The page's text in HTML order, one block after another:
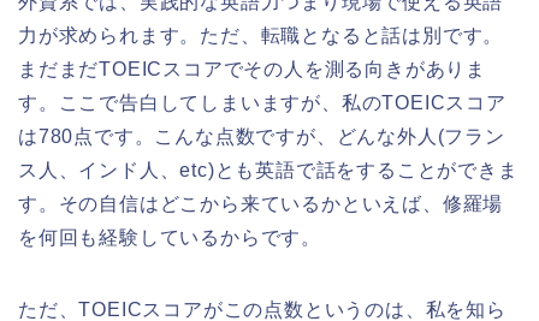
力が求められます。ただ、転職となると話は別です。
まだまだTOEICスコアでその人を測る向きがありま
す。ここで告白してしまいますが、私のTOEICスコア
は780点です。こんな点数ですが、どんな外人(フラン
ス人、インド人、etc)とも英語で話をすることができま
す。その自信はどこから来ているかといえば、修羅場
を何回も経験しているからです。
ただ、TOEICスコアがこの点数というのは、私を知ら